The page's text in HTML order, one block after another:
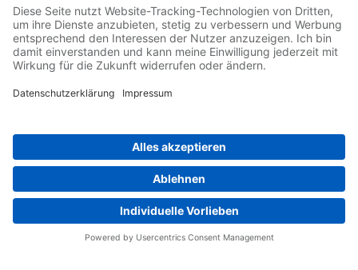
Follow us on...
Home Impressum Privacy
Cookie Choices
Whistleblowing
Yaskawa Europe GmbH